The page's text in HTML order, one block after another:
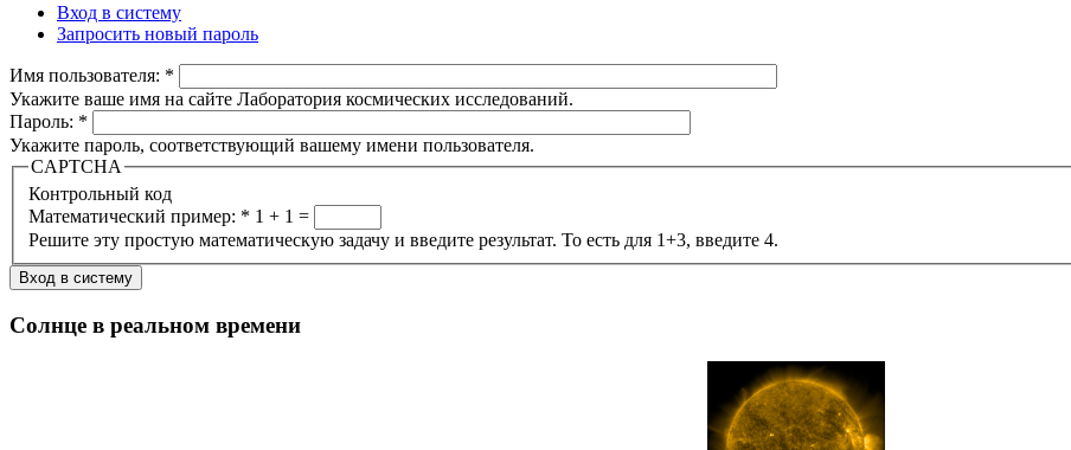
Вход в систему
Запросить новый пароль
Имя пользователя: *
Укажите ваше имя на сайте Лаборатория космических исследований.
Пароль: *
Укажите пароль, соответствующий вашему имени пользователя.
CAPTCHA
Контрольный код
Математический пример: * 1 + 1 =
Решите эту простую математическую задачу и введите результат. То есть для 1+3, введите 4.
Солнце в реальном времени